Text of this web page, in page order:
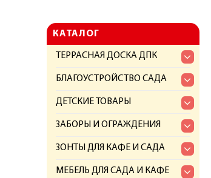
КАТАЛОГ
ТЕРРАСНАЯ ДОСКА ДПК
БЛАГОУСТРОЙСТВО САДА
ДЕТСКИЕ ТОВАРЫ
ЗАБОРЫ И ОГРАЖДЕНИЯ
ЗОНТЫ ДЛЯ КАФЕ И САДА
МЕБЕЛЬ ДЛЯ САДА И КАФЕ